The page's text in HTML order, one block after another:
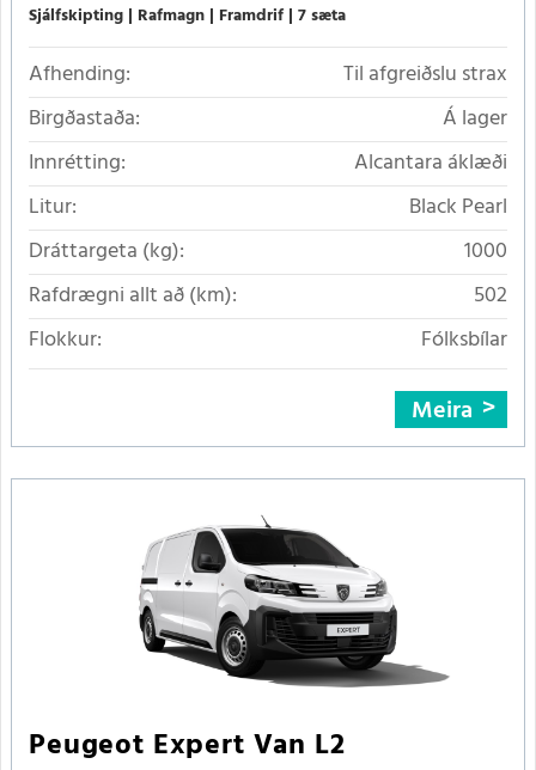
Sjálfskipting Rafmagn Framdrif 7 sæta
Afhending:
Til afgreiðslu strax
Birgðastaða:
Á lager
Innrétting:
Alcantara áklæði
Litur:
Black Pearl
Dráttargeta (kg):
1000
Rafdrægni allt að (km):
502
Flokkur:
Fólksbílar
Meira
Peugeot Expert Van L2